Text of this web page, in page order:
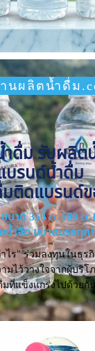
นผลิตน้ำดื่ม
ำดื่ม รับผลิต
บรนด์น้ำดื่ม
มติดแบรนด์
าด 350 cc 500 cc
น้ำจืด ขนาดบรรทุก
ไร" ร่วมลงทุนในธุร
ไว้วางใจจากผู้บริโ
ที่แข็งแกร่งไปด้วยกัน